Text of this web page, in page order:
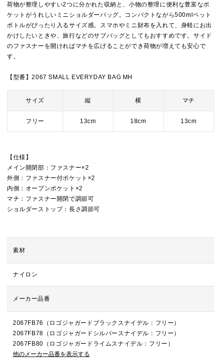
荷物が整理しやすい2つに分かれた収納と、小物の整理に便利な豊富なポ
ケットがうれしいミニショルダーバッグ。コンパクトながら500mlペット
ボトルがぴったり入るサイズ感。スマホやミニ財布を入れて、身軽にお出
かけしたいときや、旅行などのサブバッグとしてもおすすめです。サイド
のファスナーを開ければマチを広げることができ荷物が増えても安心で
す。
【型番】2067 SMALL EVERYDAY BAG MH
サイズ 縦 横 マチ
フリー 13cm 18cm 13cm
【仕様】
メイン開閉部：ファスナー×2
外側：ファスナー付ポケット×2
内側：オープンポケット×2
マチ：ファスナー開閉で調節可
ショルダーストップ：長さ調節可
素材
ナイロン
メーカー品番
2067FB76（ロゴジャガードブラックスナイデル：フリー）
2067FB78（ロゴジャガードシルバースナイデル：フリー）
2067FB80（ロゴジャガードライムスナイデル：フリー）
他のメーカー品番を表示する